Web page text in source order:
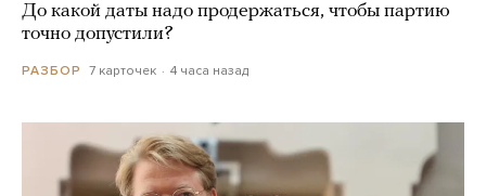
До какой даты надо продержаться, чтобы партию
точно допустили?
РАЗБОР 7 карточек 4 часа назад